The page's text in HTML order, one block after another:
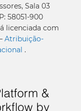
Sala 03
58051-900
licenciada com
Atribuição-
.